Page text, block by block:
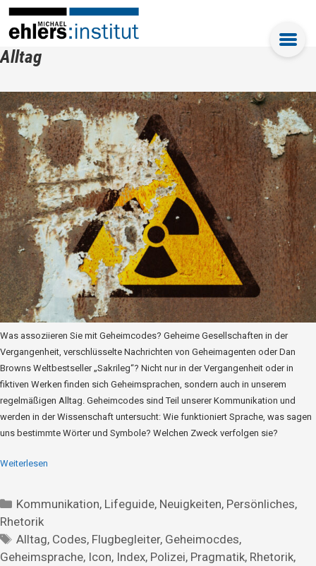
Alltag
Was assoziieren Sie mit Geheimcodes? Geheime Gesellschaften in der
Vergangenheit, verschlüsselte Nachrichten von Geheimagenten oder Dan
Browns Weltbestseller „Sakrileg“? Nicht nur in der Vergangenheit oder in
fiktiven Werken finden sich Geheimsprachen, sondern auch in unserem
regelmäßigen Alltag. Geheimcodes sind Teil unserer Kommunikation und
werden in der Wissenschaft untersucht: Wie funktioniert Sprache, was sagen
uns bestimmte Wörter und Symbole? Welchen Zweck verfolgen sie?
Weiterlesen
Kommunikation, Lifeguide, Neuigkeiten, Persönliches,
Rhetorik
Alltag, Codes, Flugbegleiter, Geheimocdes,
Geheimsprache, Icon, Index, Polizei, Pragmatik, Rhetorik,